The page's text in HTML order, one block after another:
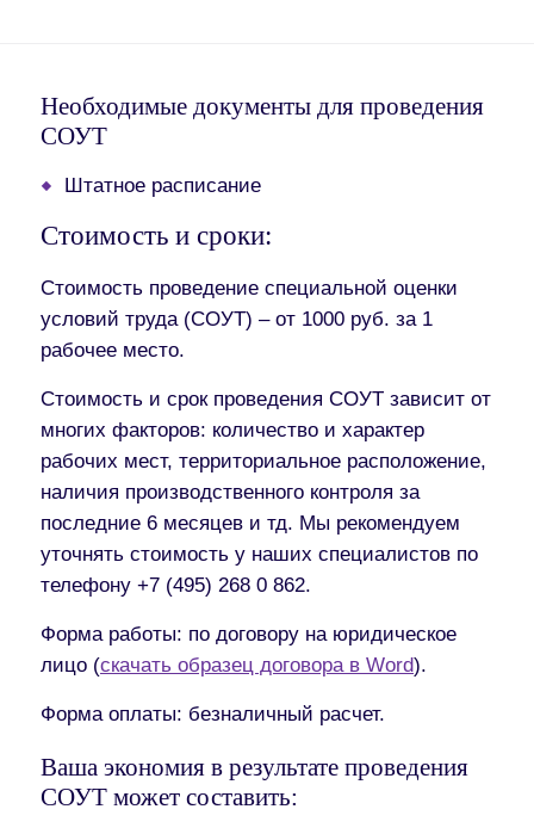
Необходимые документы для проведения
СОУТ
Штатное расписание
Стоимость и сроки:
Стоимость проведение специальной оценки
условий труда (СОУТ) – от 1000 руб. за 1
рабочее место.
Стоимость и срок проведения СОУТ зависит от
многих факторов: количество и характер
рабочих мест, территориальное расположение,
наличия производственного контроля за
последние 6 месяцев и тд. Мы рекомендуем
уточнять стоимость у наших специалистов по
телефону +7 (495) 268 0 862.
Форма работы: по договору на юридическое
лицо (скачать образец договора в Word).
Форма оплаты: безналичный расчет.
Ваша экономия в результате проведения
СОУТ может составить: